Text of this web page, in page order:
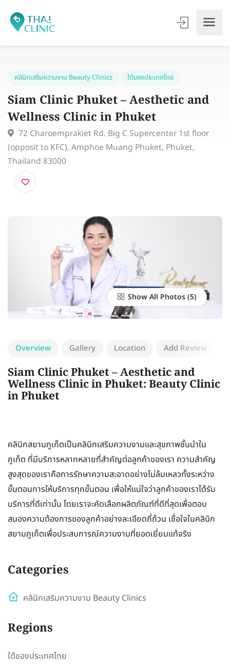
คลินิกเสริมความงาม Beauty Clinics
Siam Clinic Phuket – Aesthetic and
Wellness Clinic in Phuket
72 Charoemprakiet Rd. Big C Supercenter 1st floor
(opposit to KFC), Amphoe Muang Phuket, Phuket,
Thailand 83000
Show All Photos
Overview Gallery Location Add Review
Siam Clinic Phuket – Aesthetic and
Wellness Clinic in Phuket: Beauty Clinic
in Phuket
คลินิกสยามภูเก็ตเป็นคลินิกเสริมความงามและสุขภาพชั้นนำใน
ภูเก็ต ที่มีบริการหลากหลายที่สำคัญต่อลูกค้าของเรา ความสำคัญ
สูงสุดของเราคือการรักษาความสะอาดอย่างไม่ล้มเหลวทั้งระหว่าง
ขั้นตอนการให้บริการทุกขั้นตอน เพื่อให้แน่ใจว่าลูกค้าของเราได้รับ
บริการที่ดีเท่านั้น โดยเราจะคัดเลือกผลิตภัณฑ์ที่ดีที่สุดเพื่อตอบ
สนองความต้องการของลูกค้าอย่างละเอียดถี่ถ้วน เชื่อใจในคลินิก
สยามภูเก็ตเพื่อประสบการณ์ความงามที่ยอดเยี่ยมแท้จริง
Categories
คลินิกเสริมความงาม Beauty Clinics
Regions
ใต้ของประเทศไทย